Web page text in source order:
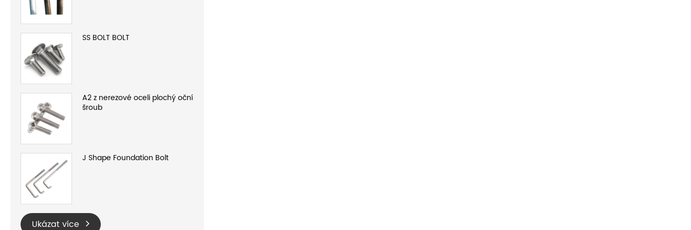
SS BOLT BOLT
A2 z nerezové oceli plochý oční
šroub
J Shape Foundation Bolt
Ukázat více